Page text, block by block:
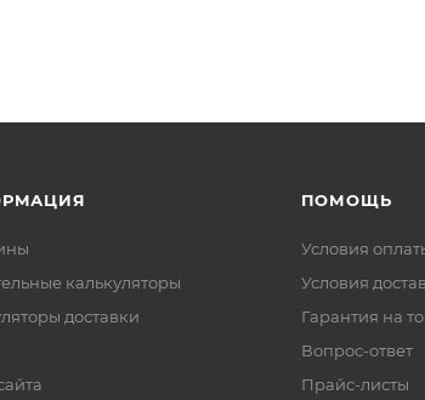
калькуляторы
доставки
ПОМОЩЬ
Условия
Условия
Гарантия на
Вопрос-ответ
Прайс-листы